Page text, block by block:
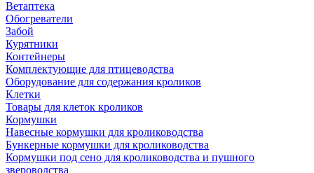
Ветаптека
Обогреватели
Забой
Курятники
Контейнеры
Комплектующие для птицеводства
Оборудование для содержания кроликов
Клетки
Товары для клеток кроликов
Кормушки
Навесные кормушки для кролиководства
Бункерные кормушки для кролиководства
Кормушки под сено для кролиководства и пушного
звероводства